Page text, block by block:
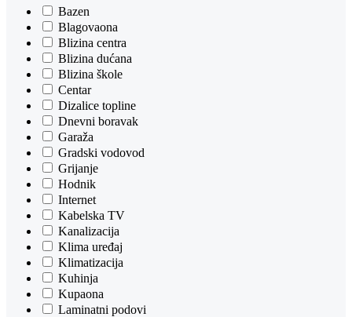
Bazen
Blagovaona
Blizina centra
Blizina dućana
Blizina škole
Centar
Dizalice topline
Dnevni boravak
Garaža
Gradski vodovod
Grijanje
Hodnik
Internet
Kabelska TV
Kanalizacija
Klima uređaj
Klimatizacija
Kuhinja
Kupaona
Laminatni podovi